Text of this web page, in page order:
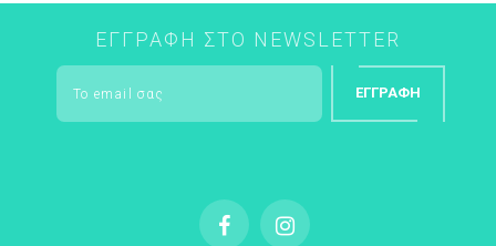
ΕΓΓΡΑΦΉ ΣΤΟ NEWSLETTER
ΕΓΓΡΑΦΉ